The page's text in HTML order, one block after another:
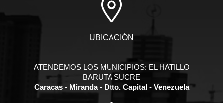
UBICACIÓN
ATENDEMOS LOS MUNICIPIOS: EL HATILLO
BARUTA SUCRE
Caracas - Miranda - Dtto. Capital - Venezuela